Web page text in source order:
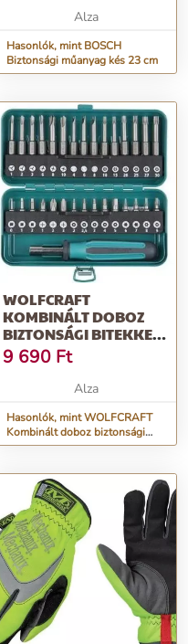
Alza
Hasonlók, mint BOSCH
Biztonsági műanyag kés 23 cm
WOLFCRAFT
KOMBINÁLT DOBOZ
BIZTONSÁGI BITEKKEL,
31 DB
9 690 Ft
Alza
Hasonlók, mint WOLFCRAFT
Kombinált doboz biztonsági
bitekkel, 31 db